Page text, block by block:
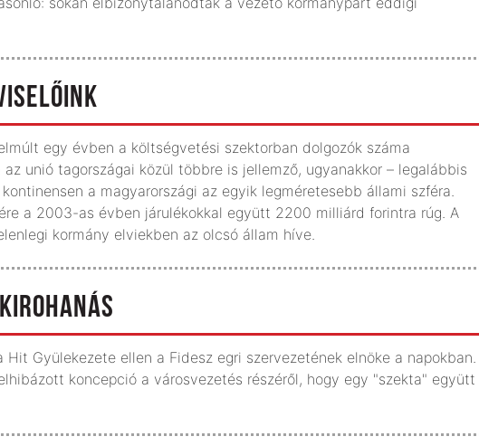
egy évben a költségvetési szektorban dolgozók száma
unió tagországai közül többre is jellemző, ugyanakkor – legalábbis
a magyarországi az egyik legméretesebb állami szféra.
a 2003-as évben járulékokkal együtt 2200 milliárd forintra rúg. A
kormány elviekben az olcsó állam híve.
Gyülekezete ellen a Fidesz egri szervezetének elnöke a napokban.
koncepció a városvezetés részéről, hogy egy "szekta" együtt